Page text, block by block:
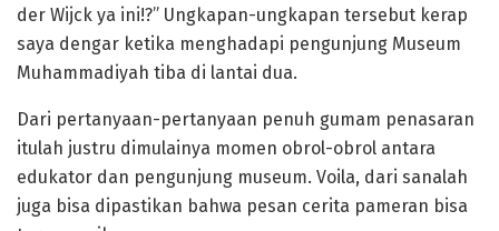
der Wijck ya ini!?” Ungkapan-ungkapan tersebut kerap
saya dengar ketika menghadapi pengunjung Museum
Muhammadiyah tiba di lantai dua.
Dari pertanyaan-pertanyaan penuh gumam penasaran
itulah justru dimulainya momen obrol-obrol antara
edukator dan pengunjung museum. Voila, dari sanalah
juga bisa dipastikan bahwa pesan cerita pameran bisa